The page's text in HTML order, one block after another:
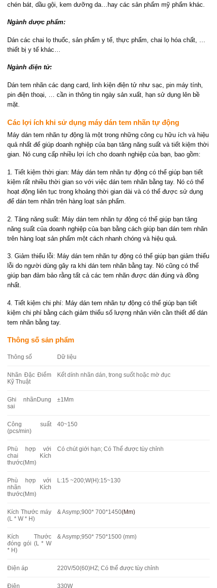
chén bát, dầu gội, kem dưỡng da…hay các sản phẩm mỹ phẩm khác.
Ngành dược phẩm:
Dán các chai lọ thuốc, sản phẩm y tế, thực phẩm, chai lọ hóa chất, …
thiết bị y tế khác…
Ngành điện tử:
Dán tem nhãn các dạng card, linh kiện điện tử như sạc, pin máy tính,
pin điện thoại, … cần in thông tin ngày sản xuất, hạn sử dụng lên bề
mặt.
Các lợi ích khi sử dụng máy dán tem nhãn tự động
Máy dán tem nhãn tự động là một trong những công cụ hữu ích và hiệu
quả nhất để giúp doanh nghiệp của bạn tăng năng suất và tiết kiệm thời
gian. Nó cung cấp nhiều lợi ích cho doanh nghiệp của bạn, bao gồm:
1. Tiết kiệm thời gian: Máy dán tem nhãn tự động có thể giúp bạn tiết
kiệm rất nhiều thời gian so với việc dán tem nhãn bằng tay. Nó có thể
hoạt động liên tục trong khoảng thời gian dài và có thể được sử dụng
để dán tem nhãn trên hàng loạt sản phẩm.
2. Tăng năng suất: Máy dán tem nhãn tự động có thể giúp bạn tăng
năng suất của doanh nghiệp của bạn bằng cách giúp bạn dán tem nhãn
trên hàng loạt sản phẩm một cách nhanh chóng và hiệu quả.
3. Giảm thiểu lỗi: Máy dán tem nhãn tự động có thể giúp bạn giảm thiểu
lỗi do người dùng gây ra khi dán tem nhãn bằng tay. Nó cũng có thể
giúp bạn đảm bảo rằng tất cả các tem nhãn được dán đúng và đồng
nhất.
4. Tiết kiệm chi phí: Máy dán tem nhãn tự động có thể giúp bạn tiết
kiệm chi phí bằng cách giảm thiểu số lượng nhân viên cần thiết để dán
tem nhãn bằng tay.
Thông số sản phẩm
Thông số Dữ liệu
Nhãn Đặc Điểm
Kỹ Thuật
Kết dính nhãn dán, trong suốt hoặc mờ đục
Ghi nhãnDung
sai
±1Mm
Công suất
(pcs/min)
40~150
Phù hợp với
chai Kích
thước(Mm)
Có chút giới hạn; Có Thể được tùy chỉnh
Phù hợp với
nhãn Kích
thước(Mm)
L:15 ~200;W(H):15~130
Kích Thước máy
(L * W * H)
& Asymp;900* 700*1450(Mm)
Kích Thước
đóng gói (L * W
* H)
& Asymp;950* 750*1500 (mm)
Điện áp 220V/50(60)HZ; Có thể được tùy chỉnh
Điện 330W